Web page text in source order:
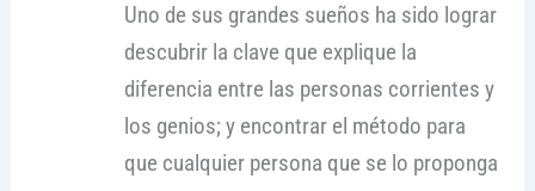
Uno de sus grandes sueños ha sido lograr
descubrir la clave que explique la
diferencia entre las personas corrientes y
los genios; y encontrar el método para
que cualquier persona que se lo proponga